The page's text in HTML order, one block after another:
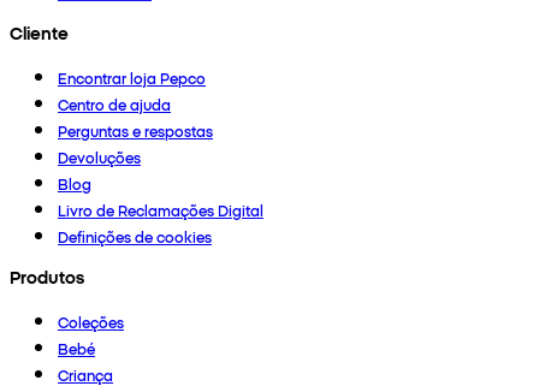
Cliente
Encontrar loja Pepco
Centro de ajuda
Perguntas e respostas
Devoluções
Blog
Livro de Reclamações Digital
Definições de cookies
Produtos
Coleções
Bebé
Criança